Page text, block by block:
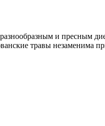
и пресным
травы незаменима